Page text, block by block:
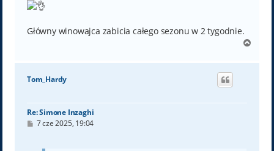
Główny winowajca zabicia całego sezonu w 2 tygodnie.
g
Tom_Hardy
Re: Simone Inzaghi
P7 cze 2025, 19:04